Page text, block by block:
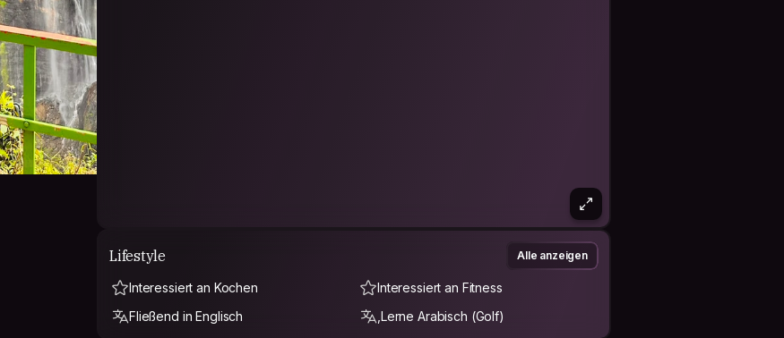
Lifestyle Alle anzeigen
Interessiert an Kochen
Interessiert an Fitness
Fließend in Englisch
,Lerne Arabisch (Golf)